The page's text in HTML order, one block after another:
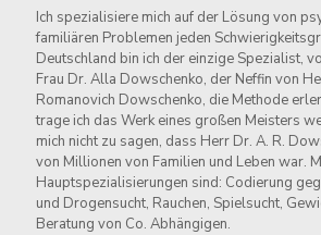
mich nicht zu sagen, dass Herr Dr. A. R.
von Millionen von Familien und Leben war.
Hauptspezialisierungen sind: Codierung
und Drogensucht, Rauchen, Spielsucht,
Beratung von Co. Abhängigen.
Lernen Sie mich besser kennen
Ich spezialisiere mich auf der Lösung von
familiären Problemen jeden
Deutschland bin ich der einzige Spezialist,
Frau Dr. Alla Dowschenko, der Neffin von
Romanovich Dowschenko, die Methode
trage ich das Werk eines großen Meisters
mich nicht zu sagen, dass Herr Dr. A. R.
von Millionen von Familien und Leben war.
Hauptspezialisierungen sind: Codierung
und Drogensucht, Rauchen, Spielsucht,
Beratung von Co. Abhängigen.